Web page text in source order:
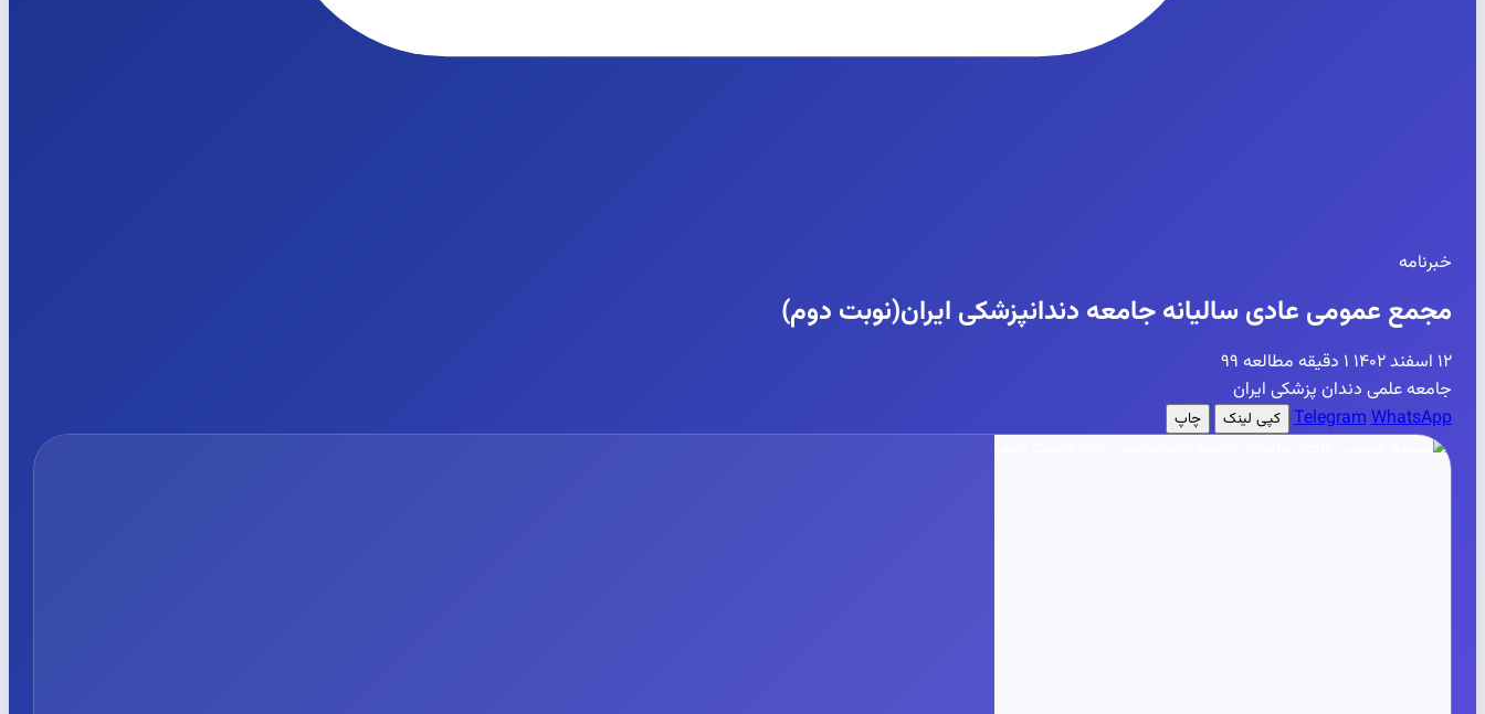
خبرنامه
مجمع عمومی عادی سالیانه جامعه دندانپزشکی ایران(نوبت دوم)
۱۲ اسفند ۱۴۰۲ ۱ دقیقه مطالعه
۹۹
جامعه علمی دندان پزشکی ایران
TelegramWhatsApp کپی لینک چاپ